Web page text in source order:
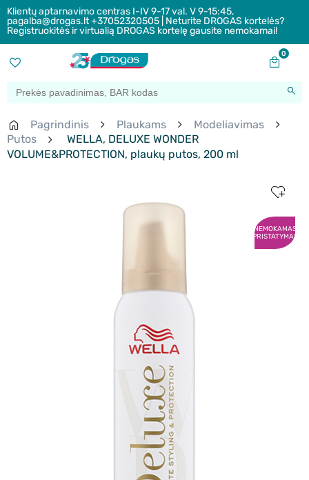
Klientų aptarnavimo centras I-IV 9-17 val. V 9-15:45,
pagalba@drogas.lt +37052320505 | Neturite DROGAS kortelės?
Registruokitės ir virtualią DROGAS kortelę gausite nemokamai!
0
Pagrindinis Plaukams
Modeliavimas
Putos
WELLA, DELUXE WONDER
VOLUME&PROTECTION, plaukų putos, 200 ml
NEMOKAMAS
PRISTATYMAS